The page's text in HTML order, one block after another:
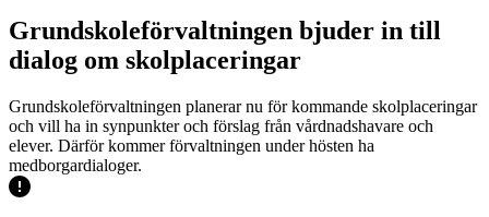
Grundskoleförvaltningen bjuder in till
dialog om skolplaceringar
Grundskoleförvaltningen planerar nu för kommande skolplaceringar
och vill ha in synpunkter och förslag från vårdnadshavare och
elever. Därför kommer förvaltningen under hösten ha
medborgardialoger.